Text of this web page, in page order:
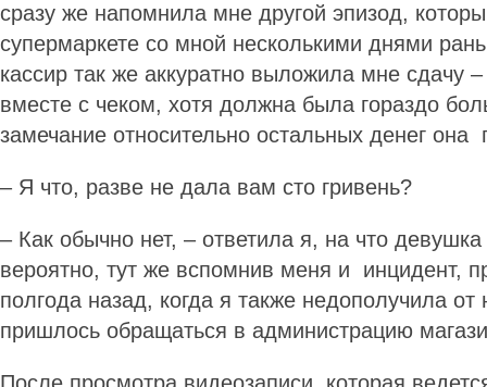
сразу же напомнила мне другой эпизод,
супермаркете со мной несколькими днями
кассир так же аккуратно выложила мне сдачу
вместе с чеком, хотя должна была гораздо
замечание относительно остальных денег она
– Я что, разве не дала вам сто гривень?
– Как обычно нет, – ответила я, на что
вероятно, тут же вспомнив меня и инцидент,
полгода назад, когда я также недополучила от
пришлось обращаться в администрацию